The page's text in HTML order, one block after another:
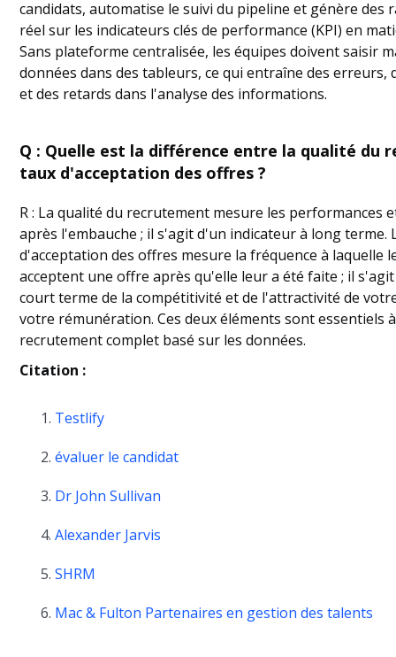
candidats, automatise le suivi du pipeline et génère des
réel sur les indicateurs clés de performance (KPI) en
Sans plateforme centralisée, les équipes doivent saisir
données dans des tableurs, ce qui entraîne des erreurs,
et des retards dans l'analyse des informations.
Q : Quelle est la différence entre la qualité du
taux d'acceptation des offres ?
R : La qualité du recrutement mesure les performances
après l'embauche ; il s'agit d'un indicateur à long terme.
d'acceptation des offres mesure la fréquence à laquelle
acceptent une offre après qu'elle leur a été faite ; il
court terme de la compétitivité et de l'attractivité de
votre rémunération. Ces deux éléments sont essentiels
recrutement complet basé sur les données.
Citation :
Testlify
évaluer le candidat
Dr John Sullivan
Alexander Jarvis
SHRM
Mac & Fulton Partenaires en gestion des talents